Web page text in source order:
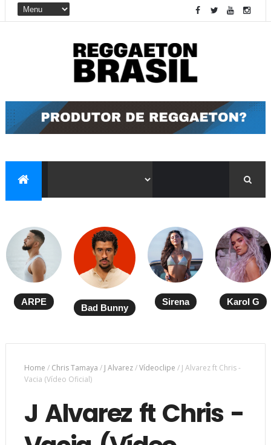
ARPE
Bad Bunny
Sirena Karol G
Home / Chris Tamaya / J Alvarez/Vídeoclipe / J Alvarez ft Chris -
Vacia (Vídeo Oficial)
J Alvarez ft Chris -